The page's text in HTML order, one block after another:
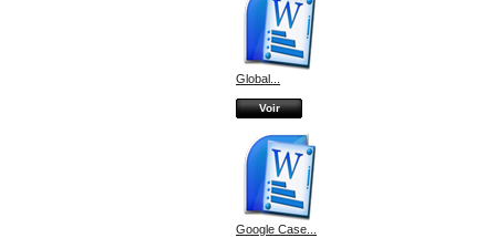
Global...
Voir
Google Case...